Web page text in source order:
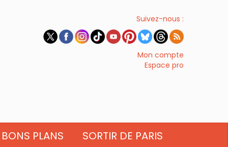
Suivez-nous :
Mon compte
Espace pro
BONS PLANS SORTIR DE PARIS